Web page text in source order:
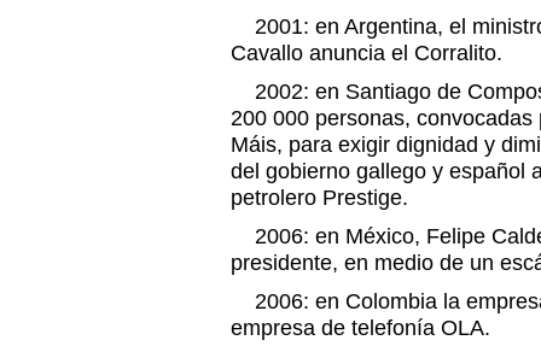
2001: en Argentina, el
Cavallo anuncia el Corralito.
2002: en Santiago de
200 000 personas,
Máis, para exigir dignidad y
del gobierno gallego y español
petrolero Prestige.
2006: en México, Felipe
presidente, en medio de un
2006: en Colombia la
empresa de telefonía OLA.